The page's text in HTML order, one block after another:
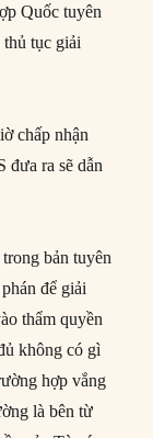
Quốc tuyên
tục giải
chấp nhận
ra sẽ dẫn
bản tuyên
để giải
thẩm quyền
không có gì
hợp vắng
là bên từ